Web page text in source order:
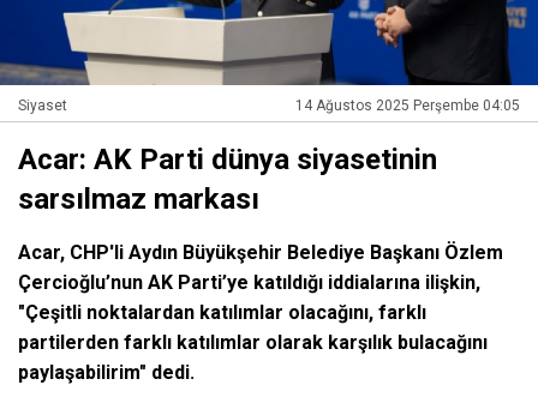
Siyaset 14 Ağustos 2025 Perşembe 04:05
Acar: AK Parti dünya siyasetinin
sarsılmaz markası
Acar, CHP'li Aydın Büyükşehir Belediye Başkanı Özlem
Çercioğlu’nun AK Parti’ye katıldığı iddialarına ilişkin,
"Çeşitli noktalardan katılımlar olacağını, farklı
partilerden farklı katılımlar olarak karşılık bulacağını
paylaşabilirim" dedi.